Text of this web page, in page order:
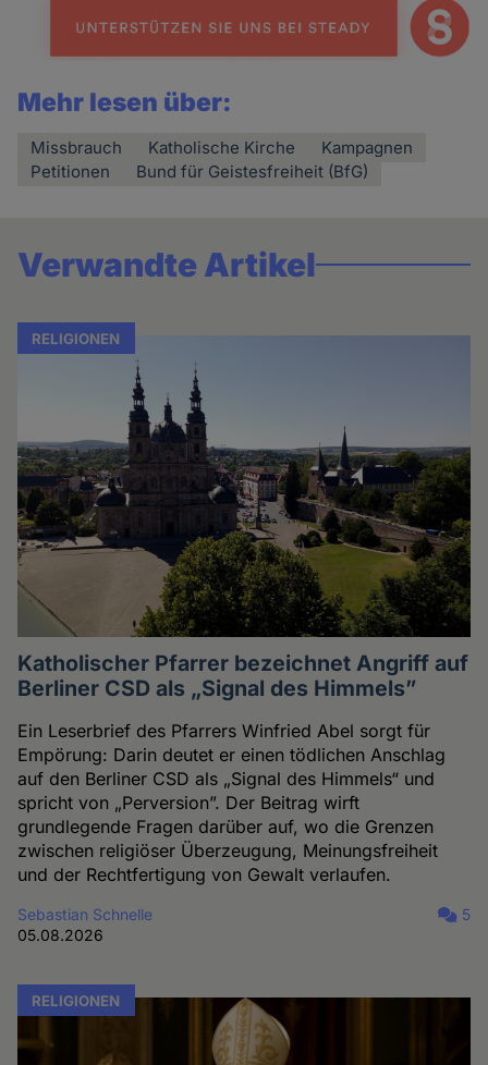
Mehr lesen über:
Missbrauch Katholische Kirche
Kampagnen
Petitionen
Bund für Geistesfreiheit (BfG)
Verwandte Artikel
RELIGIONEN
Katholischer Pfarrer bezeichnet Angriff auf
Berliner CSD als „Signal des Himmels”
Ein Leserbrief des Pfarrers Winfried Abel sorgt für
Empörung: Darin deutet er einen tödlichen Anschlag
auf den Berliner CSD als „Signal des Himmels“ und
spricht von „Perversion”. Der Beitrag wirft
grundlegende Fragen darüber auf, wo die Grenzen
zwischen religiöser Überzeugung, Meinungsfreiheit
und der Rechtfertigung von Gewalt verlaufen.
Sebastian Schnelle
05.08.2026
5
RELIGIONEN